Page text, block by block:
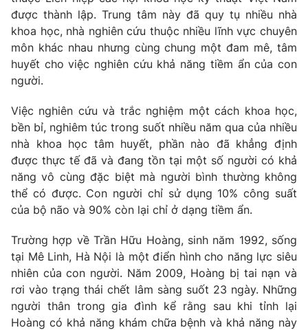
Giải sao mai
Làm đẹp
Chất lượng cuộc sống
Tuyển sinh
Học trực tuyến
Công nghệ
Hitech Công nghệ tương lai
Thị trường
Tư vấn
Giao lưu trực tuyến
Lịch phát sóng
Chuyên mục khác
Emagazine Podcast
Photo Infographic
Video Shorts video
VTV Money VTV Thể thao
được thành lập. Trung tâm này đã quy tụ nhiều nhà
khoa học, nhà nghiên cứu thuộc nhiều lĩnh vực chuyên
môn khác nhau nhưng cùng chung một đam mê, tâm
huyết cho việc nghiên cứu khả năng tiềm ẩn của con
người.
Việc nghiên cứu và trắc nghiệm một cách khoa học,
bền bỉ, nghiêm túc trong suốt nhiều năm qua của nhiều
nhà khoa học tâm huyết, phần nào đã khẳng định
được thực tế đã và đang tồn tại một số người có khả
năng vô cùng đặc biệt mà người bình thường không
thể có được. Con người chỉ sử dụng 10% công suất
của bộ não và 90% còn lại chỉ ở dạng tiềm ẩn.
Trường hợp về Trần Hữu Hoàng, sinh năm 1992, sống
tại Mê Linh, Hà Nội là một điển hình cho năng lực siêu
nhiên của con người. Năm 2009, Hoàng bị tai nạn và
rơi vào trạng thái chết lâm sàng suốt 23 ngày. Những
người thân trong gia đình kể rằng sau khi tỉnh lại
Hoàng có khả năng khám chữa bệnh và khả năng này